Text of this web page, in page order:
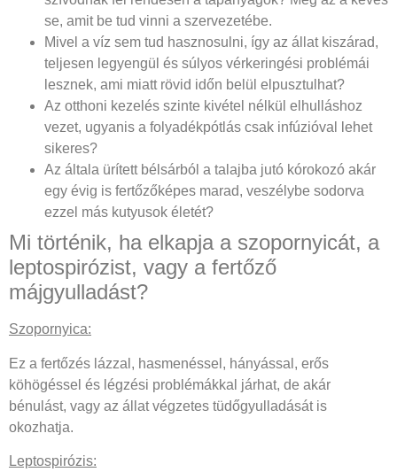
se, amit be tud vinni a szervezetébe.
Mivel a víz sem tud hasznosulni, így az állat kiszárad,
teljesen legyengül és súlyos vérkeringési problémái
lesznek, ami miatt rövid időn belül elpusztulhat?
Az otthoni kezelés szinte kivétel nélkül elhulláshoz
vezet, ugyanis a folyadékpótlás csak infúzióval lehet
sikeres?
Az általa ürített bélsárból a talajba jutó kórokozó akár
egy évig is fertőzőképes marad, veszélybe sodorva
ezzel más kutyusok életét?
Mi történik, ha elkapja a szopornyicát, a
leptospirózist, vagy a fertőző
májgyulladást?
Szopornyica:
Ez a fertőzés lázzal, hasmenéssel, hányással, erős
köhögéssel és légzési problémákkal járhat, de akár
bénulást, vagy az állat végzetes tüdőgyulladását is
okozhatja.
Leptospirózis: